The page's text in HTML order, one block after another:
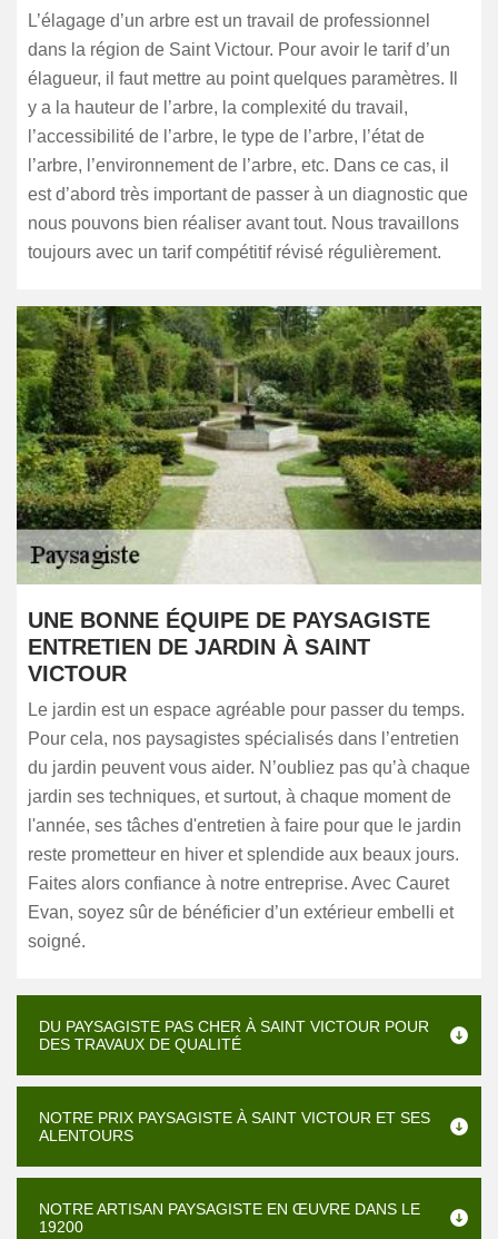
L’élagage d’un arbre est un travail de professionnel
dans la région de Saint Victour. Pour avoir le tarif d’un
élagueur, il faut mettre au point quelques paramètres. Il
y a la hauteur de l’arbre, la complexité du travail,
l’accessibilité de l’arbre, le type de l’arbre, l’état de
l’arbre, l’environnement de l’arbre, etc. Dans ce cas, il
est d’abord très important de passer à un diagnostic que
nous pouvons bien réaliser avant tout. Nous travaillons
toujours avec un tarif compétitif révisé régulièrement.
UNE BONNE ÉQUIPE DE PAYSAGISTE
ENTRETIEN DE JARDIN À SAINT
VICTOUR
Le jardin est un espace agréable pour passer du temps.
Pour cela, nos paysagistes spécialisés dans l’entretien
du jardin peuvent vous aider. N’oubliez pas qu’à chaque
jardin ses techniques, et surtout, à chaque moment de
l'année, ses tâches d'entretien à faire pour que le jardin
reste prometteur en hiver et splendide aux beaux jours.
Faites alors confiance à notre entreprise. Avec Cauret
Evan, soyez sûr de bénéficier d’un extérieur embelli et
soigné.
DU PAYSAGISTE PAS CHER À SAINT VICTOUR POUR
DES TRAVAUX DE QUALITÉ
NOTRE PRIX PAYSAGISTE À SAINT VICTOUR ET SES
ALENTOURS
NOTRE ARTISAN PAYSAGISTE EN ŒUVRE DANS LE
19200